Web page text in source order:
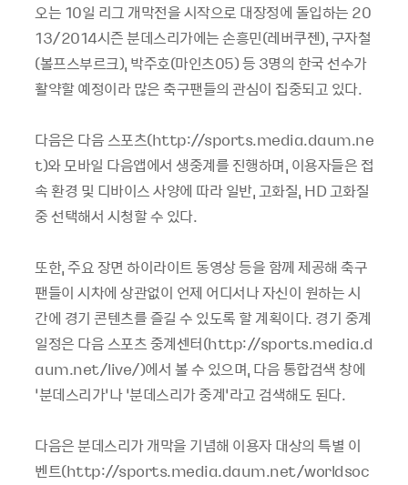
오는 10일 리그 개막전을 시작으로 대장정에 돌입하는 20
13/2014시즌 분데스리가에는 손흥민(레버쿠젠), 구자철
(볼프스부르크), 박주호(마인츠05) 등 3명의 한국 선수가
활약할 예정이라 많은 축구팬들의 관심이 집중되고 있다.
다음은 다음 스포츠(http://sports.media.daum.ne
t)와 모바일 다음앱에서 생중계를 진행하며, 이용자들은 접
속 환경 및 디바이스 사양에 따라 일반, 고화질, HD 고화질
중 선택해서 시청할 수 있다.
또한, 주요 장면 하이라이트 동영상 등을 함께 제공해 축구
팬들이 시차에 상관없이 언제 어디서나 자신이 원하는 시
간에 경기 콘텐츠를 즐길 수 있도록 할 계획이다. 경기 중계
일정은 다음 스포츠 중계센터(http://sports.media.d
aum.net/live/)에서 볼 수 있으며, 다음 통합검색 창에
‘분데스리가’나 ‘분데스리가 중계’라고 검색해도 된다.
다음은 분데스리가 개막을 기념해 이용자 대상의 특별 이
벤트(http://sports.media.daum.net/worldsoc